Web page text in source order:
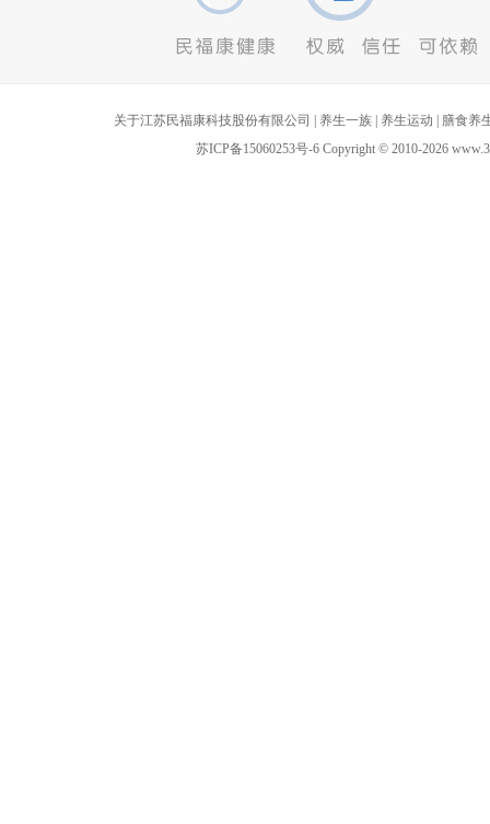
关于江苏民福康科技股份有限公司 养生一族 养生运动
膳食养
苏ICP备15060253号-6 Copyright© 2010-2026